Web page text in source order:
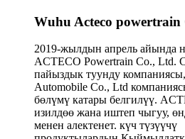
Wuhu Acteco
2019-жылдын апрель айында
ACTECO Powertrain Co., Ltd.
пайыздык туунду
Automobile Co., Ltd
бөлүмү катары белгилүү.
изилдөө жана иштеп чыгуу,
менен алектенет. күч түзүүчү